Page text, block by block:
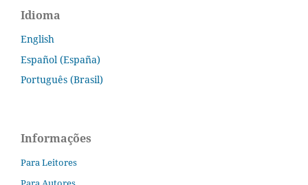
Idioma
English
Español (España)
Português (Brasil)
Informações
Para Leitores